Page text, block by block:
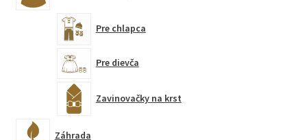
Pre chlapca
Pre dievča
Zavinovačky na krst
Záhrada